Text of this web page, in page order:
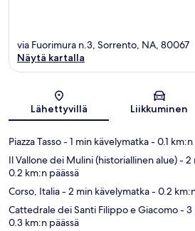
Kartta
via Fuorimura n.3, Sorrento, NA, 80067
Näytä kartalla
Lähettyvillä Liikkuminen
Piazza Tasso- 1 min kävelymatka- 0.1 km:n
Il Vallone dei Mulini (historiallinen alue)- 2
0.2 km:n päässä
Corso, Italia- 2 min kävelymatka- 0.2
Cattedrale dei Santi Filippo e Giacomo- 3
0.3 km:n päässä